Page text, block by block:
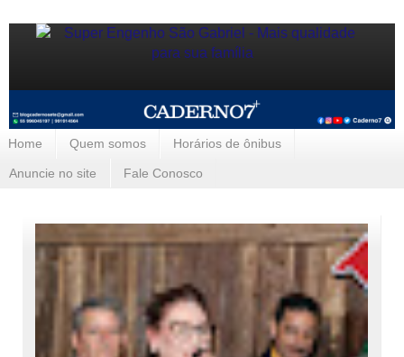
Home Quem somos Horários de ônibus
Anuncie no site Fale Conosco